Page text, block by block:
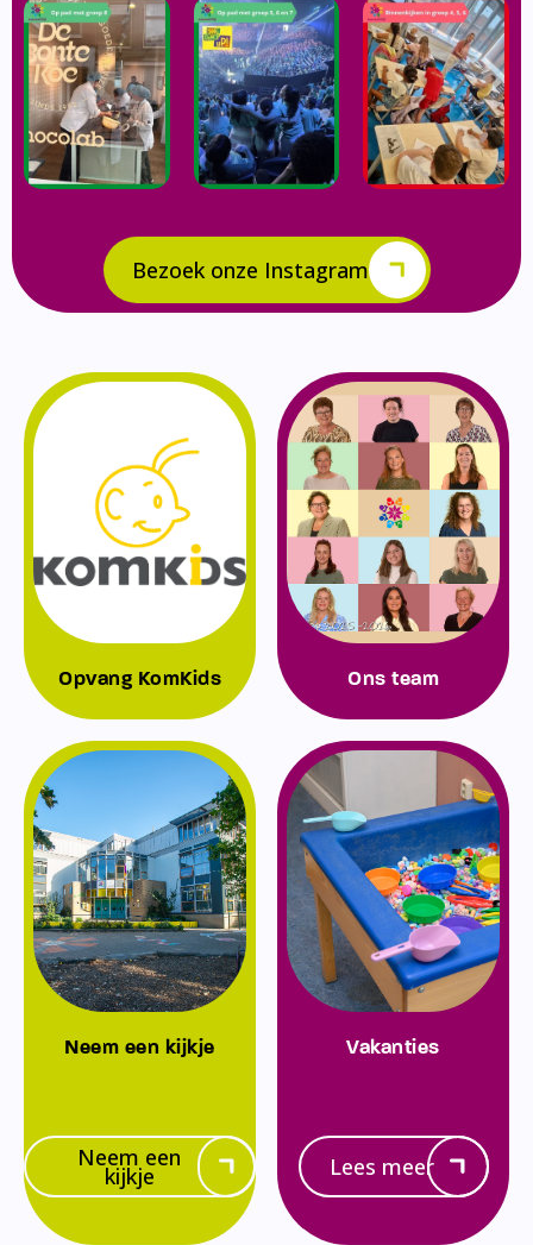
Bezoek onze Instagram
Opvang KomKids Ons team
Neem een kijkje
Neem een
kijkje
Vakanties
Lees meer